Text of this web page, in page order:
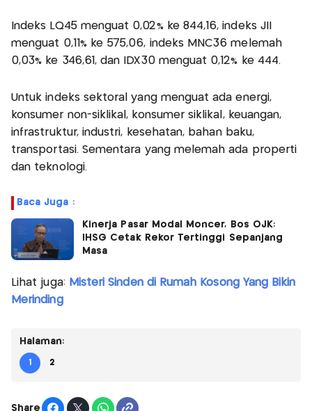
Indeks LQ45 menguat 0,02% ke 844,16, indeks JII
menguat 0,11% ke 575,06, indeks MNC36 melemah
0,03% ke 346,61, dan IDX30 menguat 0,12% ke 444.
Untuk indeks sektoral yang menguat ada energi,
konsumer non-siklikal, konsumer siklikal, keuangan,
infrastruktur, industri, kesehatan, bahan baku,
transportasi. Sementara yang melemah ada properti
dan teknologi.
Baca Juga :
Kinerja Pasar Modal Moncer, Bos OJK:
IHSG Cetak Rekor Tertinggi Sepanjang
Masa
Lihat juga: Misteri Sinden di Rumah Kosong Yang Bikin
Merinding
Halaman:
1 2
Share